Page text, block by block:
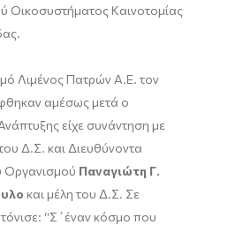
Οικοσυστήματος Καινοτομίας
Λιμένος Πατρών Α.Ε. τον
αμέσως μετά ο
είχε συνάντηση με
Δ.Σ. και Διευθύνοντα
Οργανισμού Παναγιώτη Γ.
και μέλη του Δ.Σ. Σε
“Σ΄έναν κόσμο που